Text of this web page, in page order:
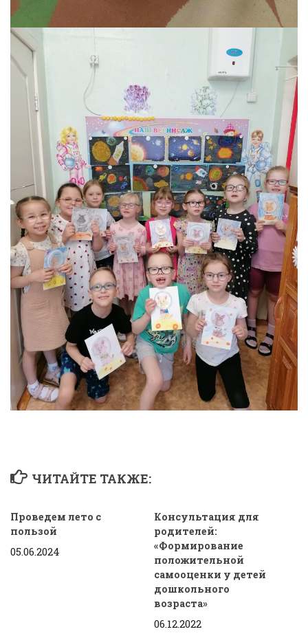
ЧИТАЙТЕ ТАКЖЕ:
Проведем лето с
пользой
05.06.2024
Консультация для
родителей:
«Формирование
положительной
самооценки у детей
дошкольного
возраста»
06.12.2022